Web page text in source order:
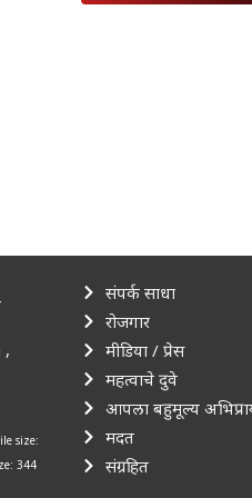
,
size:
344
संपर्क साधा
रोजगार
मीडिया / प्रेस
महत्वाचे दुवे
आपला बहुमूल्य
मदत
संग्रहित